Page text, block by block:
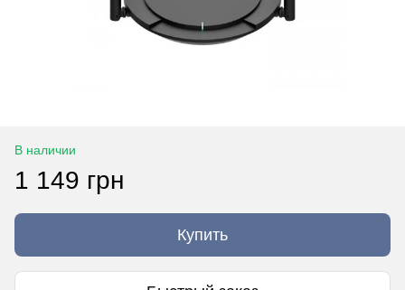
В наличии
1 149 грн
Купить